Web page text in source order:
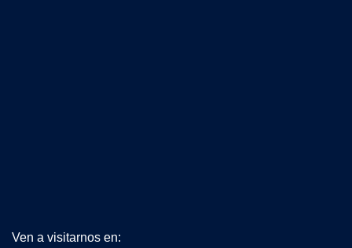
Ven a visitarnos en: